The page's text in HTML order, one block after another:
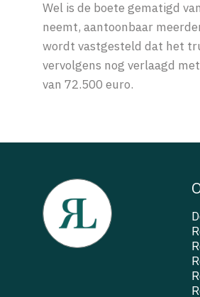
Wel is de boete gematigd
neemt, aantoonbaar
wordt vastgesteld dat het
vervolgens nog verlaagd
van 72.500 euro.